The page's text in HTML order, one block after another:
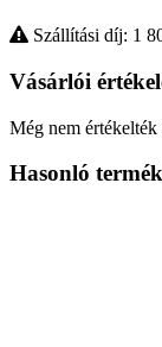
Szállítási díj: 1
Vásárlói
Még nem értékelték
Hasonló